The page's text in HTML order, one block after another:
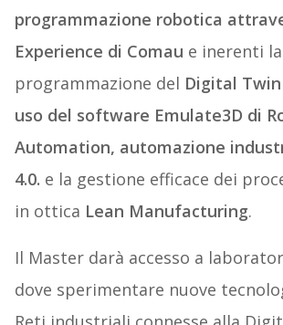
programmazione robotica
Experience di Comau e inerenti la
programmazione del Digital
uso del software Emulate3D di
Automation, automazione
4.0. e la gestione efficace dei
in ottica Lean Manufacturing.
Il Master darà accesso a
dove sperimentare nuove